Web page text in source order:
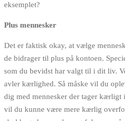
eksemplet?
Plus mennesker
Det er faktisk okay, at vælge
de bidrager til plus på kontoen.
som du bevidst har valgt til i dit liv.
avler kærlighed. Så måske vil du
dig med mennesker der tager kærligt
vil du kunne være mere kærlig